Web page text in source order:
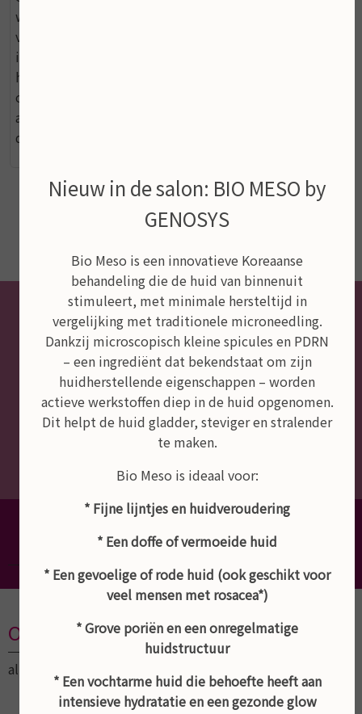
weerstandsverhoging. Zo werkt deze ingenieuze vorm
van vitamine C niet alleen aan de buitenkant, maar ook
in het bindweefsel, op de doorbloeding en het
herstelproces. De vitamines C en E werken versterkend
op elkaar; Vitamine E: Een krachtige antioxidant,
afkomstig uit natuurlijke oliën. Werkt stimulerend op
de doorbloeding en draagt bij aan de huidregeneratie
Dé schoonheidssalon van Empel,
Rosmalen en Den Bosch
Openingstijden
altijd op afspraak
Nieuw in de salon: BIO MESO by
GENOSYS
Bio Meso is een innovatieve Koreaanse
behandeling die de huid van binnenuit
stimuleert, met minimale hersteltijd in
vergelijking met traditionele microneedling.
Dankzij microscopisch kleine spicules en PDRN
– een ingrediënt dat bekendstaat om zijn
huidherstellende eigenschappen – worden
actieve werkstoffen diep in de huid opgenomen.
Dit helpt de huid gladder, steviger en stralender
te maken.
Bio Meso is ideaal voor:
* Fijne lijntjes en huidveroudering
* Een doffe of vermoeide huid
* Een gevoelige of rode huid (ook geschikt voor
veel mensen met rosacea*)
* Grove poriën en een onregelmatige
huidstructuur
* Een vochtarme huid die behoefte heeft aan
intensieve hydratatie en een gezonde glow